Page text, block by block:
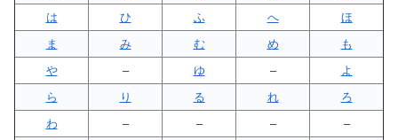
は
ひ ふ へ
ほ
ま
み む め
も
や
– ゆ –
よ
ら
り る れ
ろ
わ
– – –
–